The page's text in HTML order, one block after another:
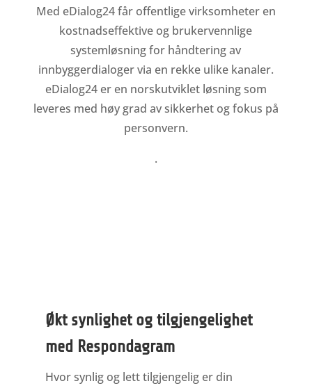
Med eDialog24 får offentlige virksomheter en
kostnadseffektive og brukervennlige
systemløsning for håndtering av
innbyggerdialoger via en rekke ulike kanaler.
eDialog24 er en norskutviklet løsning som
leveres med høy grad av sikkerhet og fokus på
personvern.
.
Økt synlighet og tilgjengelighet
med Respondagram
Hvor synlig og lett tilgjengelig er din